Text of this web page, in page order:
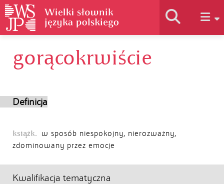
Historia słownika
gorącokrwiście
Definicja
książk.
w sposób niespokojny, nierozważny,
zdominowany przez emocje
Kwalifikacja tematyczna